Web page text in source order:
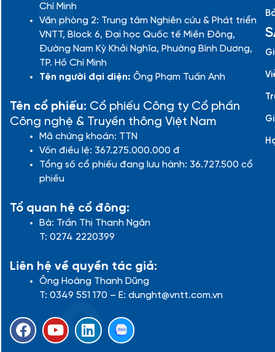
Chí Minh
Văn phòng 2: Trung tâm Nghiên cứu & Phát triển
VNTT, Block 6, Đại học Quốc tế Miền Đông,
Đường Nam Kỳ Khởi Nghĩa, Phường Bình Dương,
TP. Hồ Chí Minh
Tên người đại diện: Ông Phạm Tuấn Anh
Tên cổ phiếu: Cổ phiếu Công ty Cổ phần
Công nghệ & Truyền thông Việt Nam
Mã chứng khoán: TTN
Vốn điều lệ: 367.275.000.000 đ
Tổng số cổ phiếu đang lưu hành: 36.727.500 cổ
phiếu
Tổ quan hệ cổ đông:
Bà: Trần Thị Thanh Ngân
T: 0274 2220399
Liên hệ về quyền tác giả:
Ông Hoàng Thanh Dũng
T: 0349 551 170 – E: dunght@vntt.com.vn
F
a
Y
o
L
i